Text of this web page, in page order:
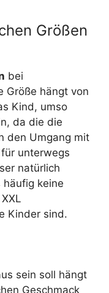
Größen
bei
Größe hängt von
Kind, umso
da die die
den Umgang mit
unterwegs
natürlich
keine
Kinder sind.
sein soll hängt
Geschmack